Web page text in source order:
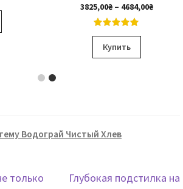
Этот
товар
вариаций.
выбрать
товара.
3825,00₴ – 4684,00₴
5.00out of
5
Купить
Этот
товар
Водограй Чистый Хлев
только
Следующая
Глубокая подстилка на